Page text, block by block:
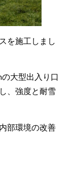
を施工しまし
大型出入り口
、強度と耐雪
部環境の改善